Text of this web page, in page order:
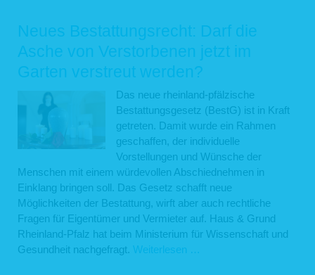
März
eine
Wende
Wohnungspolitik
private
Immobilieneigentümer?
Neues Bestattungsrecht: Darf die
Asche von Verstorbenen jetzt im
Garten verstreut werden?
Das neue rheinland-pfälzische
Bestattungsgesetz (BestG) ist in Kraft
getreten. Damit wurde ein Rahmen
geschaffen, der individuelle
Vorstellungen und Wünsche der
Menschen mit einem würdevollen Abschiednehmen in
Einklang bringen soll. Das Gesetz schafft neue
Möglichkeiten der Bestattung, wirft aber auch rechtliche
Fragen für Eigentümer und Vermieter auf. Haus & Grund
Rheinland-Pfalz hat beim Ministerium für Wissenschaft und
Gesundheit nachgefragt. Weiterlesen …